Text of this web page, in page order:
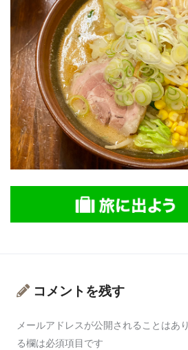
コメントを残す
メールアドレスが公開されることはあ
る欄は必須項目です